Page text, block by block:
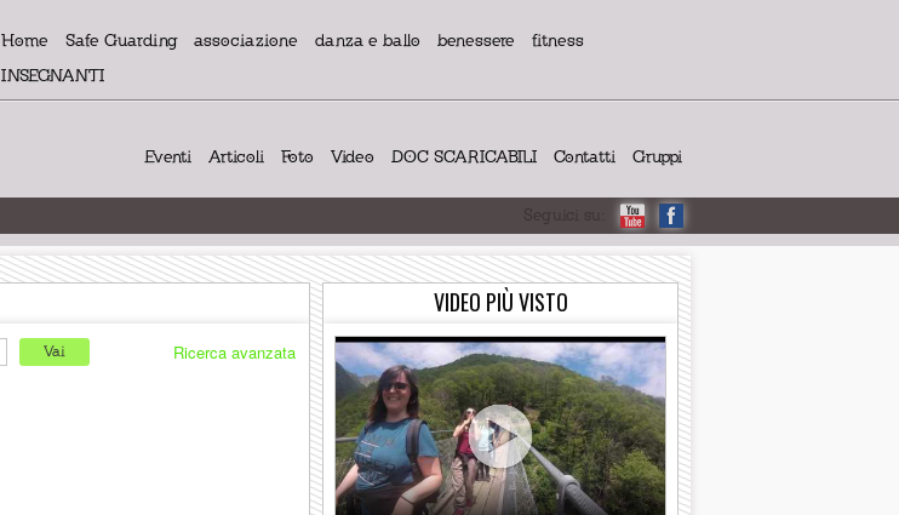
Home Safe Guarding associazione danza e ballo benessere
fitness
INSEGNANTI
Eventi Articoli Foto Video DOC SCARICABILI Contatti Gruppi
VIDEO PIÙ VISTO
Vai Ricerca avanzata